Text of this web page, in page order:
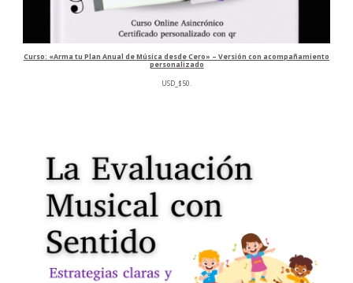
Curso: «Arma tu Plan Anual de Música desde Cero» – Versión con acompañamiento
personalizado
USD $50.